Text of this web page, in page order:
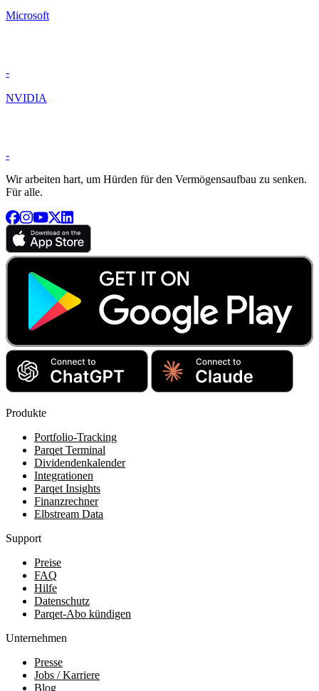
Microsoft
-
NVIDIA
-
Wir arbeiten hart, um Hürden für den Vermögensaufbau zu senken.
Für alle.
Produkte
Portfolio-Tracking
Parqet Terminal
Dividendenkalender
Integrationen
Parqet Insights
Finanzrechner
Elbstream Data
Support
Preise
FAQ
Hilfe
Datenschutz
Parqet-Abo kündigen
Unternehmen
Presse
Jobs / Karriere
Blog